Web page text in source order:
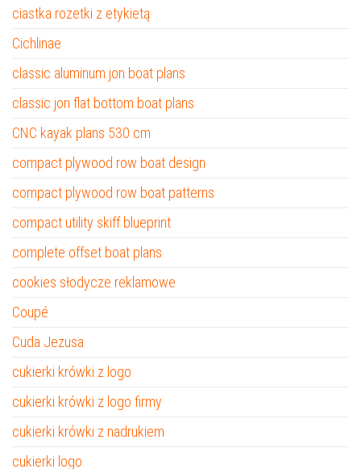
ciastka rozetki z etykietą
Cichlinae
classic aluminum jon boat plans
classic jon flat bottom boat plans
CNC kayak plans 530 cm
compact plywood row boat design
compact plywood row boat patterns
compact utility skiff blueprint
complete offset boat plans
cookies słodycze reklamowe
Coupé
Cuda Jezusa
cukierki krówki z logo
cukierki krówki z logo firmy
cukierki krówki z nadrukiem
cukierki logo